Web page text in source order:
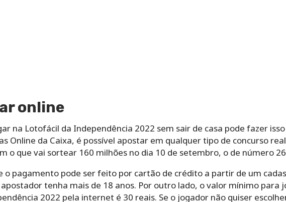
online
na Lotofácil da Independência 2022 sem sair de casa pode fazer
Online da Caixa, é possível apostar em qualquer tipo de concurso
o que vai sortear 160 milhões no dia 10 de setembro, o de número
o pagamento pode ser feito por cartão de crédito a partir de um
tenha mais de 18 anos. Por outro lado, o valor mínimo para
2022 pela internet é 30 reais. Se o jogador não quiser